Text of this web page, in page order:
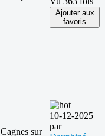
Ajouter aux
favoris
Cagnes sur
10-12-2025
par